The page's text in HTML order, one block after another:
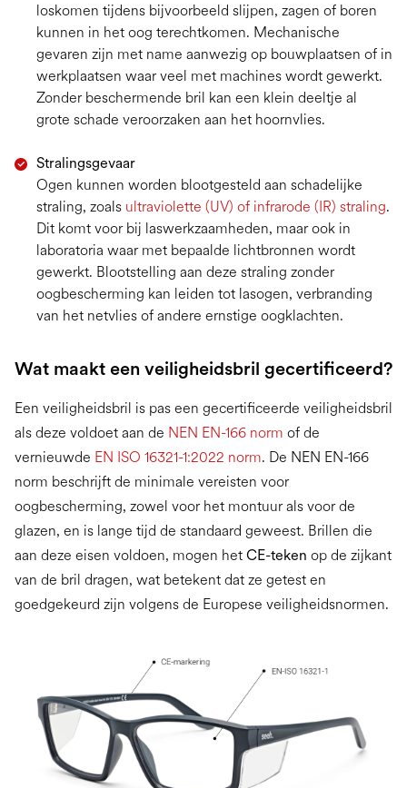
loskomen tijdens bijvoorbeeld slijpen, zagen of boren
kunnen in het oog terechtkomen. Mechanische
gevaren zijn met name aanwezig op bouwplaatsen of in
werkplaatsen waar veel met machines wordt gewerkt.
Zonder beschermende bril kan een klein deeltje al
grote schade veroorzaken aan het hoornvlies.
Stralingsgevaar
Ogen kunnen worden blootgesteld aan schadelijke
straling, zoals ultraviolette (UV) of infrarode (IR) straling.
Dit komt voor bij laswerkzaamheden, maar ook in
laboratoria waar met bepaalde lichtbronnen wordt
gewerkt. Blootstelling aan deze straling zonder
oogbescherming kan leiden tot lasogen, verbranding
van het netvlies of andere ernstige oogklachten.
Wat maakt een veiligheidsbril gecertificeerd?
Een veiligheidsbril is pas een gecertificeerde veiligheidsbril
als deze voldoet aan de NEN EN-166 norm of de
vernieuwde EN ISO 16321-1:2022 norm. De NEN EN-166
norm beschrijft de minimale vereisten voor
oogbescherming, zowel voor het montuur als voor de
glazen, en is lange tijd de standaard geweest. Brillen die
aan deze eisen voldoen, mogen het CE-teken op de zijkant
van de bril dragen, wat betekent dat ze getest en
goedgekeurd zijn volgens de Europese veiligheidsnormen.